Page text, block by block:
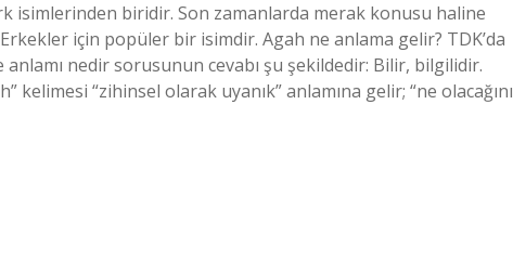
isimlerinden biridir. Son zamanlarda merak konusu haline
için popüler bir isimdir. Agah ne anlama gelir? TDK’da
nedir sorusunun cevabı şu şekildedir: Bilir, bilgilidir.
kelimesi “zihinsel olarak uyanık” anlamına gelir; “ne olacağını